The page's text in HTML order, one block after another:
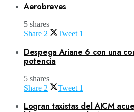
Aerobreves
5 shares
Share 2 Tweet 1
Despega Ariane 6 con una
potencia
5 shares
Share 2 Tweet 1
Logran taxistas del AICM